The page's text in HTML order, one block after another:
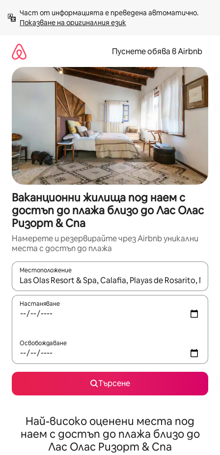
към
съдържанието
Показване на оригиналния език
Пуснете обява в Airbnb
Ваканционни жилища под наем с
достъп до плажа близо до Лас Олас
Ризорт & Спа
Намерете и резервирайте чрез Airbnb уникални
места с достъп до плажа
Местоположение
Когато резултатите се покажат, използвайте
Настаняване
Освобождаване
Търсене
Най-високо оценени места под
наем с достъп до плажа близо до
Лас Олас Ризорт & Спа